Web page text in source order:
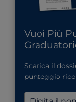
Vuoi Più
Scarica il
punteggio